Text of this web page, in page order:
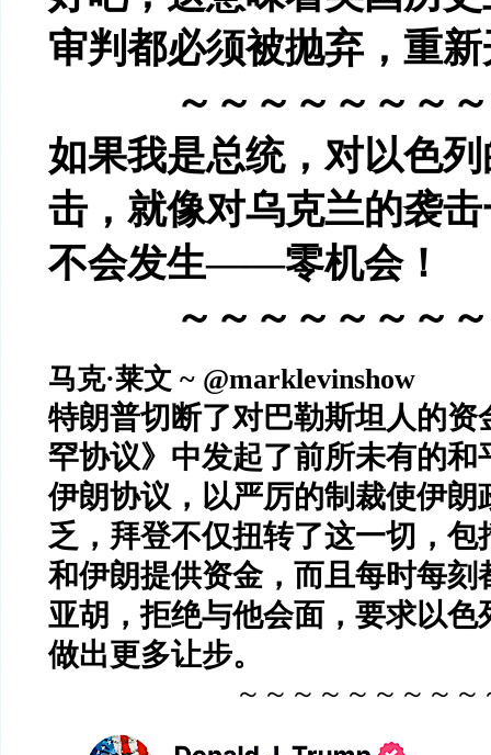
审判都必须被抛弃，重
～～～～～～～
如果我是总统，对以色
击，就像对乌克兰的袭
不会发生——零机会！
～～～～～～～
马克·莱文 ~ @marklevinshow
特朗普切断了对巴勒斯坦人的资
罕协议》中发起了前所未有的和
伊朗协议，以严厉的制裁使伊朗
乏，拜登不仅扭转了这一切，包
和伊朗提供资金，而且每时每刻
亚胡，拒绝与他会面，要求以色
做出更多让步。
～～～～～～～～～